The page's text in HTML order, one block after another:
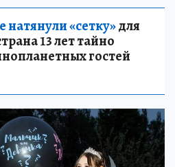
«сетку»для
13 лет тайно
гостей